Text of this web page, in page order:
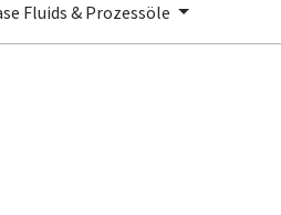
Fluids & Prozessöle